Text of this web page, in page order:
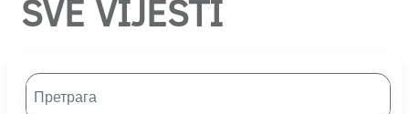
SVE VIJESTI